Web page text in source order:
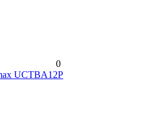
0
UCTBA12P